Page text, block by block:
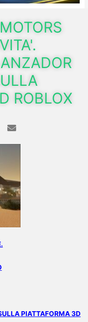
ROBLOX
PIATTAFORMA 3D